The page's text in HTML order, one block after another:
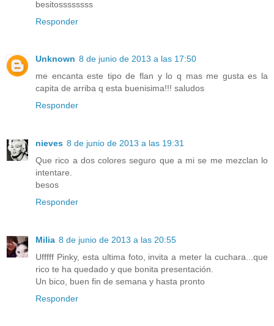
besitossssssss
Responder
Unknown 8 de junio de 2013 a las 17:50
me encanta este tipo de flan y lo q mas me gusta es la
capita de arriba q esta buenisima!!! saludos
Responder
nieves 8 de junio de 2013 a las 19:31
Que rico a dos colores seguro que a mi se me mezclan lo
intentare.
besos
Responder
Milia 8 de junio de 2013 a las 20:55
Ufffff Pinky, esta ultima foto, invita a meter la cuchara...que
rico te ha quedado y que bonita presentación.
Un bico, buen fin de semana y hasta pronto
Responder